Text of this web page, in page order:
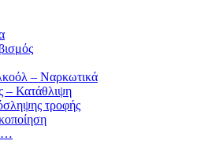
– Ναρκωτικά
– Κατάθλιψη
τροφής